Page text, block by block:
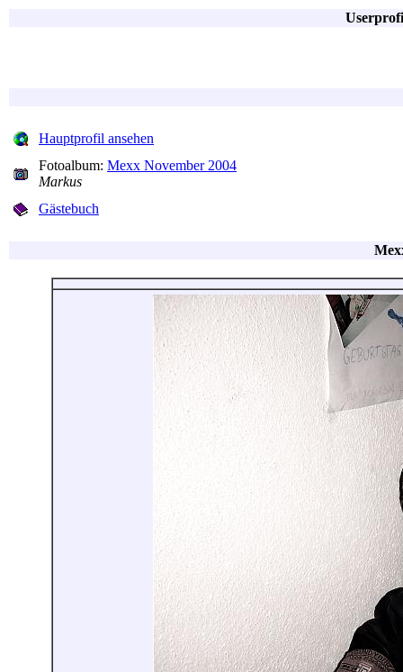
Hauptprofil ansehen
Fotoalbum: Mexx November 2004
Markus
Gästebuch